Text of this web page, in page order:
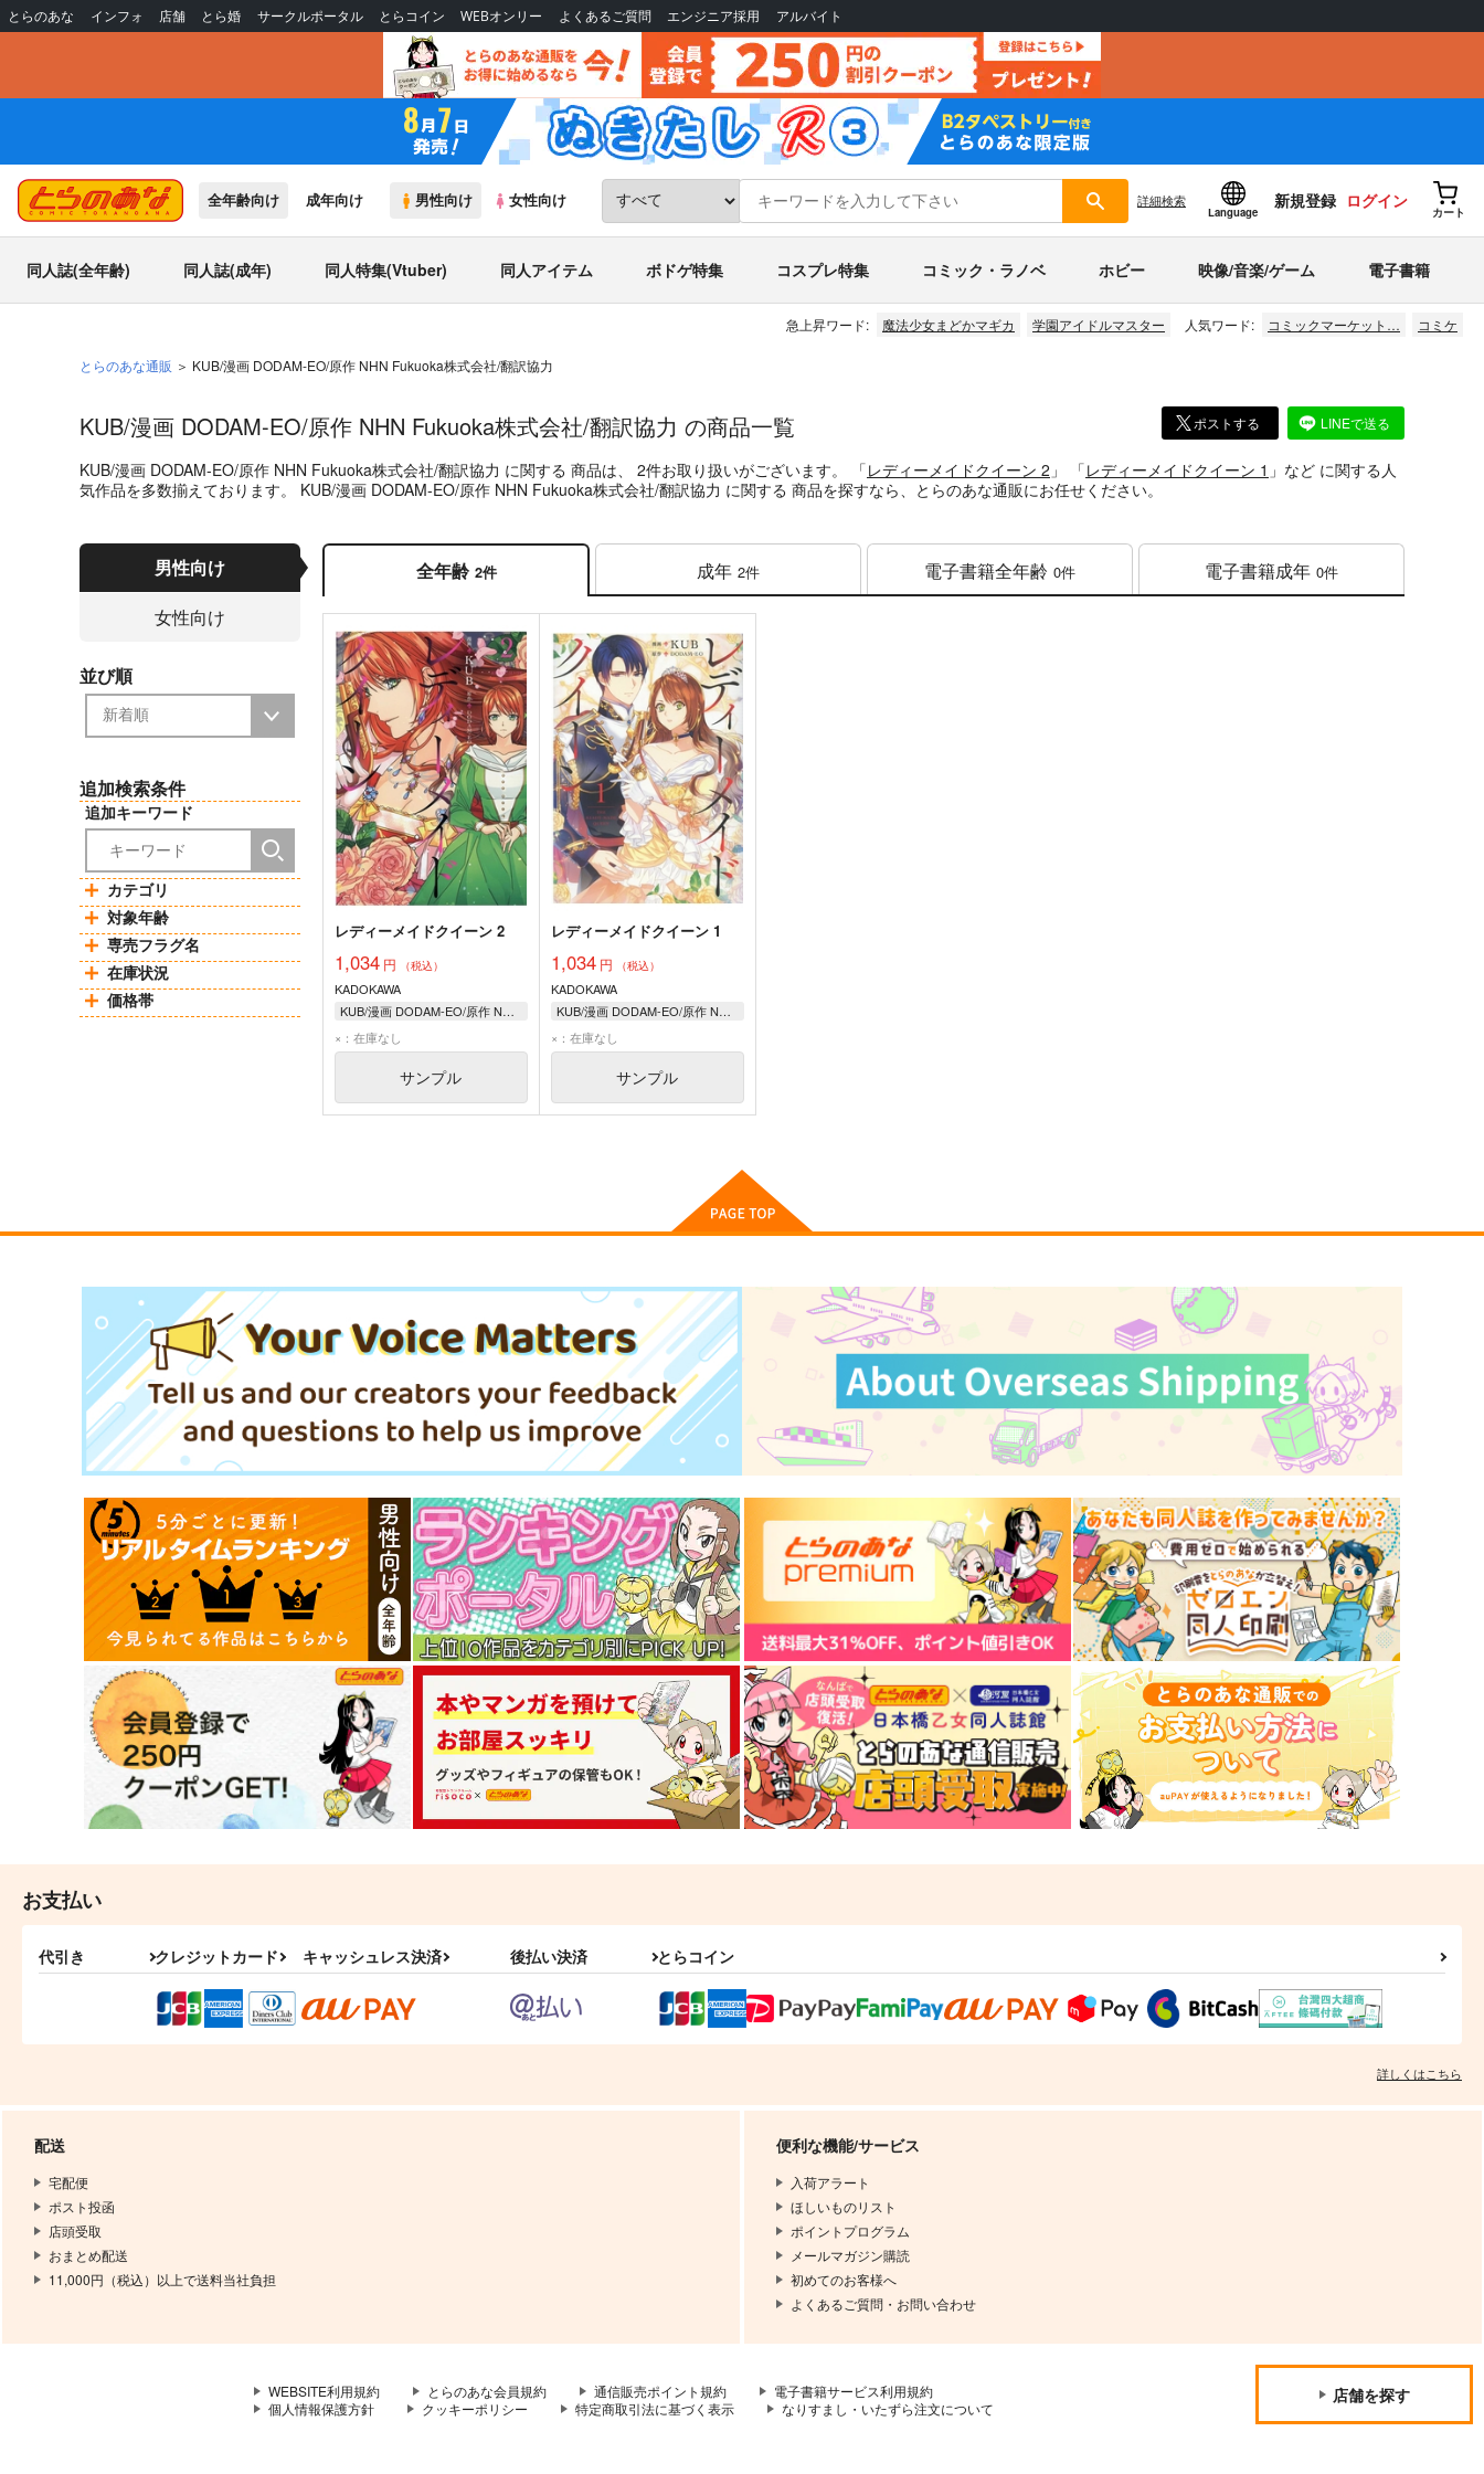
とらのあな インフォ 店舗 とら婚 サークルポータル とらコイン WEBオンリー よくあるご質問 エンジニア採用 アルバイト
全年齢向け 成年向け 男性向け 女性向け 詳細検索
Language
新規登録 ログイン
カート
同人誌(全年齢) 同人誌(成年) 同人特集(Vtuber) 同人アイテム ボドゲ特集 コスプレ特集 コミック・ラノベ ホビー 映像/音楽/ゲーム 電子書籍
急上昇ワード: 魔法少女まどかマギカ 学園アイドルマスター 人気ワード: コミックマーケット… コミケ
とらのあな通販 KUB/漫画 DODAM-EO/原作 NHN Fukuoka株式会社/翻訳協力
ポストする LINEで送る
KUB/漫画 DODAM-EO/原作 NHN Fukuoka株式会社/翻訳協力 の商品一覧
KUB/漫画 DODAM-EO/原作 NHN Fukuoka株式会社/翻訳協力 に関する 商品は、 2件お取り扱いがございます。 「レディーメイドクイーン 2 」 「レディーメイドクイーン 1 」 など に関する人
気作品を多数揃えております。 KUB/漫画 DODAM-EO/原作 NHN Fukuoka株式会社/翻訳協力 に関する 商品を探すなら、とらのあな通販にお任せください。
男性向け
女性向け
並び順
追加検索条件
追加キーワード
カテゴリ
対象年齢
専売フラグ名
在庫状況
価格帯
全年齢 2件 成年 2件 電子書籍全年齢 0件 電子書籍成年 0件
レディーメイドクイーン 2
1,034 円 （税込）
KADOKAWA
KUB/漫画 DODAM-EO/原作 NHN Fukuoka株式会社/翻訳協力
×：在庫なし
サンプル
レディーメイドクイーン 1
1,034円 （税込）
KADOKAWA
KUB/漫画 DODAM-EO/原作 NHN Fukuoka株式会社/翻訳協力
×：在庫なし
サンプル
お支払い
代引き クレジットカード キャッシュレス決済 後払い決済 とらコイン
詳しくはこちら
配送
宅配便
ポスト投函
店頭受取
おまとめ配送
11,000円（税込）以上で送料当社負担
便利な機能/サービス
入荷アラート
ほしいものリスト
ポイントプログラム
メールマガジン購読
初めてのお客様へ
よくあるご質問・お問い合わせ
WEBSITE利用規約 とらのあな会員規約 通信販売ポイント規約
電子書籍サービス利用規約
個人情報保護方針
クッキーポリシー 特定商取引法に基づく表示 なりすまし・いたずら注文について
店舗を探す